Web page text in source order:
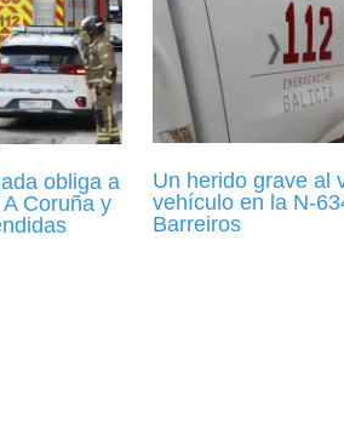
obliga a
Coruña y
Un herido grave al
vehículo en la N-
Barreiros